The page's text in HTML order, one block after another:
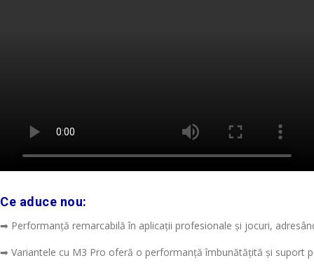
Ce aduce nou:
➡ Performanță remarcabilă în aplicații profesionale și jocuri,
➡ Variantele cu M3 Pro oferă o performanță îmbunătățită și suport